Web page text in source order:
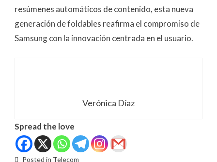
resúmenes automáticos de contenido, esta nueva
generación de foldables reafirma el compromiso de
Samsung con la innovación centrada en el usuario.
Verónica Díaz
Spread the love
Posted in Telecom